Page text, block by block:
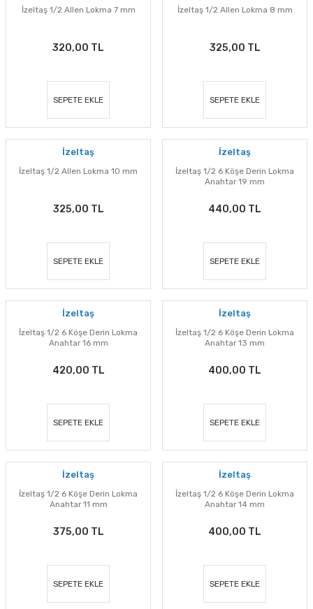
İzeltaş 1/2 Allen Lokma 7 mm
320,00 TL
SEPETE EKLE
İzeltaş 1/2 Allen Lokma 8 mm
325,00 TL
SEPETE EKLE
İzeltaş
İzeltaş 1/2 Allen Lokma 10 mm
325,00 TL
SEPETE EKLE
İzeltaş
İzeltaş 1/2 6 Köşe Derin Lokma
Anahtar 19 mm
440,00 TL
SEPETE EKLE
İzeltaş
İzeltaş 1/2 6 Köşe Derin Lokma
Anahtar 16 mm
420,00 TL
SEPETE EKLE
İzeltaş
İzeltaş 1/2 6 Köşe Derin Lokma
Anahtar 13 mm
400,00 TL
SEPETE EKLE
İzeltaş
İzeltaş 1/2 6 Köşe Derin Lokma
Anahtar 11 mm
375,00 TL
SEPETE EKLE
İzeltaş
İzeltaş 1/2 6 Köşe Derin Lokma
Anahtar 14 mm
400,00 TL
SEPETE EKLE